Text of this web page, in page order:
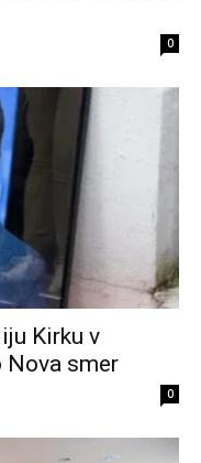
0
Kirku v
smer
0